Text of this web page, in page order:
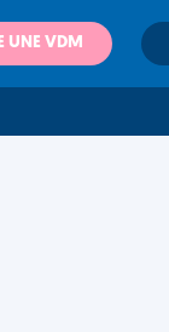
UNE VDM